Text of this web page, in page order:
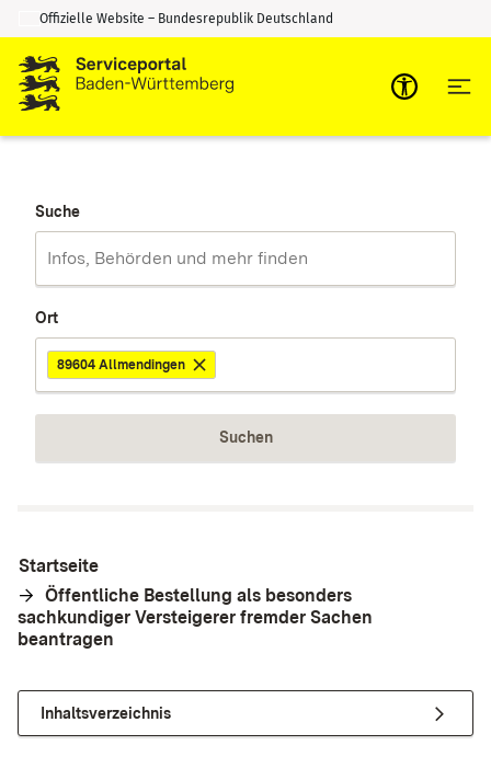
Zum Inhalt springen
Zur Suche springen
Offizielle Website – Bundesrepublik Deutschland
Suche
Ort
89604 Allmendingen
Suchen
Startseite
Öffentliche Bestellung als besonders
sachkundiger Versteigerer fremder Sachen
beantragen
Inhaltsverzeichnis